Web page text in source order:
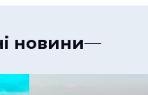
новини